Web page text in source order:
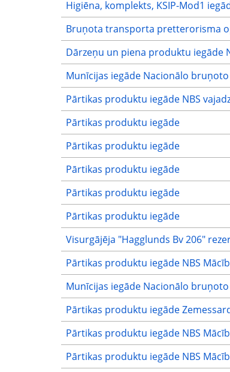
Higiēna, komplekts, KSIP-Mod1
Bruņota transporta pretterorisma
Dārzeņu un piena produktu iegāde
Munīcijas iegāde Nacionālo
Pārtikas produktu iegāde NBS
Pārtikas produktu iegāde
Pārtikas produktu iegāde
Pārtikas produktu iegāde
Pārtikas produktu iegāde
Pārtikas produktu iegāde
Visurgājēja "Hagglunds Bv 206"
Pārtikas produktu iegāde NBS
Munīcijas iegāde Nacionālo
Pārtikas produktu iegāde
Pārtikas produktu iegāde NBS
Pārtikas produktu iegāde NBS